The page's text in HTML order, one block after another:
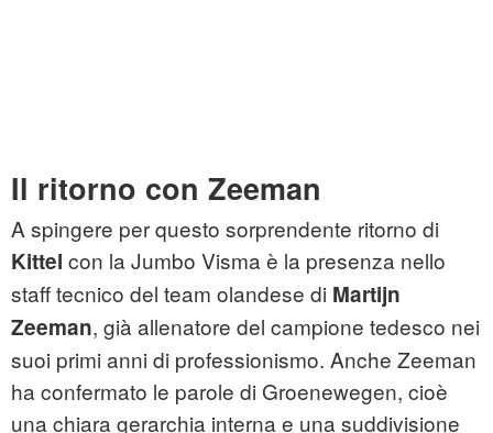
Il ritorno con Zeeman
A spingere per questo sorprendente ritorno di
Kittel con la Jumbo Visma è la presenza nello
staff tecnico del team olandese di Martijn
Zeeman, già allenatore del campione tedesco nei
suoi primi anni di professionismo. Anche Zeeman
ha confermato le parole di Groenewegen, cioè
una chiara gerarchia interna e una suddivisione